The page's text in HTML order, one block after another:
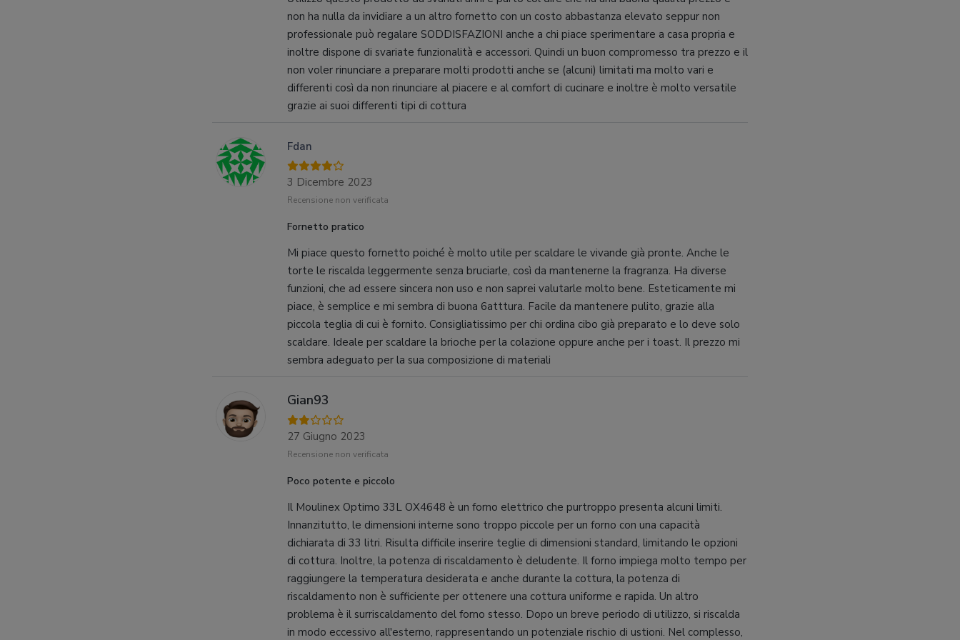
non ha nulla da invidiare a un altro fornetto con un costo abbastanza elevato seppur non
professionale può regalare SODDISFAZIONI anche a chi piace sperimentare a casa propria e
inoltre dispone di svariate funzionalità e accessori. Quindi un buon compromesso tra prezzo e il
non voler rinunciare a preparare molti prodotti anche se (alcuni) limitati ma molto vari e
differenti così da non rinunciare al piacere e al comfort di cucinare e inoltre è molto versatile
grazie ai suoi differenti tipi di cottura
Fdan
3 Dicembre 2023
Recensione non verificata
Fornetto pratico
Mi piace questo fornetto poiché è molto utile per scaldare le vivande già pronte. Anche le
torte le riscalda leggermente senza bruciarle, così da mantenerne la fragranza. Ha diverse
funzioni, che ad essere sincera non uso e non saprei valutarle molto bene. Esteticamente mi
piace, è semplice e mi sembra di buona 6atttura. Facile da mantenere pulito, grazie alla
piccola teglia di cui è fornito. Consigliatissimo per chi ordina cibo già preparato e lo deve solo
scaldare. Ideale per scaldare la brioche per la colazione oppure anche per i toast. Il prezzo mi
sembra adeguato per la sua composizione di materiali
Gian93
27 Giugno 2023
Recensione non verificata
Poco potente e piccolo
Il Moulinex Optimo 33L OX4648 è un forno elettrico che purtroppo presenta alcuni limiti.
Innanzitutto, le dimensioni interne sono troppo piccole per un forno con una capacità
dichiarata di 33 litri. Risulta difficile inserire teglie di dimensioni standard, limitando le opzioni
di cottura. Inoltre, la potenza di riscaldamento è deludente. Il forno impiega molto tempo per
raggiungere la temperatura desiderata e anche durante la cottura, la potenza di
riscaldamento non è sufficiente per ottenere una cottura uniforme e rapida. Un altro
problema è il surriscaldamento del forno stesso. Dopo un breve periodo di utilizzo, si riscalda
in modo eccessivo all'esterno, rappresentando un potenziale rischio di ustioni. Nel complesso,